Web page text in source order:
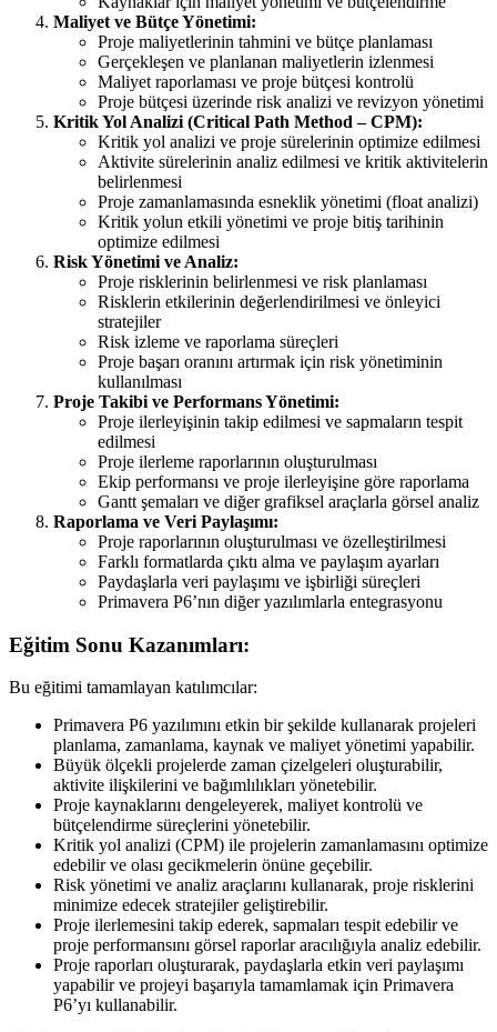
Maliyet ve Bütçe Yönetimi:
Proje maliyetlerinin tahmini ve bütçe planlaması
Gerçekleşen ve planlanan maliyetlerin izlenmesi
Maliyet raporlaması ve proje bütçesi kontrolü
Proje bütçesi üzerinde risk analizi ve revizyon yönetimi
Kritik Yol Analizi (Critical Path Method – CPM):
Kritik yol analizi ve proje sürelerinin optimize edilmesi
Aktivite sürelerinin analiz edilmesi ve kritik aktivitelerin
belirlenmesi
Proje zamanlamasında esneklik yönetimi (float analizi)
Kritik yolun etkili yönetimi ve proje bitiş tarihinin
optimize edilmesi
Risk Yönetimi ve Analiz:
Proje risklerinin belirlenmesi ve risk planlaması
Risklerin etkilerinin değerlendirilmesi ve önleyici
stratejiler
Risk izleme ve raporlama süreçleri
Proje başarı oranını artırmak için risk yönetiminin
kullanılması
Proje Takibi ve Performans Yönetimi:
Proje ilerleyişinin takip edilmesi ve sapmaların tespit
edilmesi
Proje ilerleme raporlarının oluşturulması
Ekip performansı ve proje ilerleyişine göre raporlama
Gantt şemaları ve diğer grafiksel araçlarla görsel analiz
Raporlama ve Veri Paylaşımı:
Proje raporlarının oluşturulması ve özelleştirilmesi
Farklı formatlarda çıktı alma ve paylaşım ayarları
Paydaşlarla veri paylaşımı ve işbirliği süreçleri
Primavera P6’nın diğer yazılımlarla entegrasyonu
Eğitim Sonu Kazanımları:
Bu eğitimi tamamlayan katılımcılar:
Primavera P6 yazılımını etkin bir şekilde kullanarak projeleri
planlama, zamanlama, kaynak ve maliyet yönetimi yapabilir.
Büyük ölçekli projelerde zaman çizelgeleri oluşturabilir,
aktivite ilişkilerini ve bağımlılıkları yönetebilir.
Proje kaynaklarını dengeleyerek, maliyet kontrolü ve
bütçelendirme süreçlerini yönetebilir.
Kritik yol analizi (CPM) ile projelerin zamanlamasını optimize
edebilir ve olası gecikmelerin önüne geçebilir.
Risk yönetimi ve analiz araçlarını kullanarak, proje risklerini
minimize edecek stratejiler geliştirebilir.
Proje ilerlemesini takip ederek, sapmaları tespit edebilir ve
proje performansını görsel raporlar aracılığıyla analiz edebilir.
Proje raporları oluşturarak, paydaşlarla etkin veri paylaşımı
yapabilir ve projeyi başarıyla tamamlamak için Primavera
P6’yı kullanabilir.